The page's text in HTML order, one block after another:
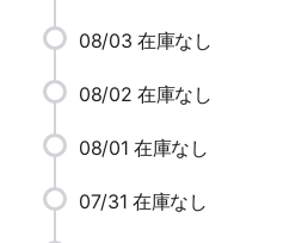
08/03 在庫なし
08/02 在庫なし
08/01 在庫なし
07/31 在庫なし